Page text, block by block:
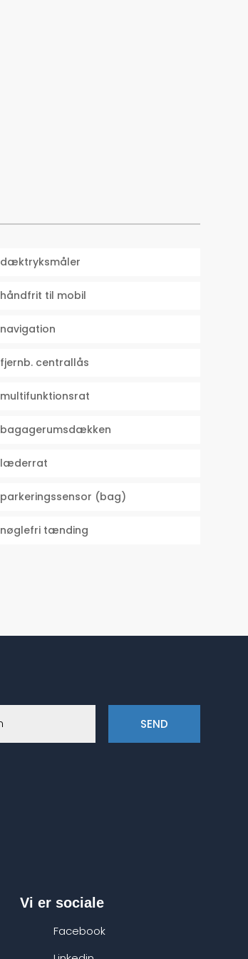
dæktryksmåler
håndfrit til mobil
navigation
fjernb. centrallås
multifunktionsrat
bagagerumsdækken
læderrat
parkeringssensor (bag)
nøglefri tænding
SEND
Vi er sociale
Facebook